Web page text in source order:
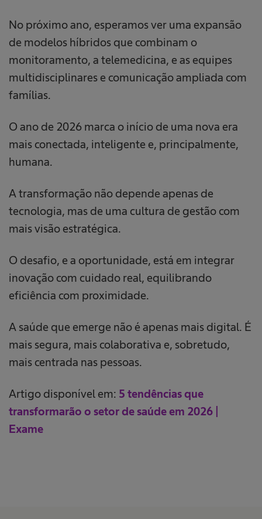
No próximo ano, esperamos ver uma expansão
de modelos híbridos que combinam o
monitoramento, a telemedicina, e as equipes
multidisciplinares e comunicação ampliada com
famílias.
O ano de 2026 marca o início de uma nova era
mais conectada, inteligente e, principalmente,
humana.
A transformação não depende apenas de
tecnologia, mas de uma cultura de gestão com
mais visão estratégica.
O desafio, e a oportunidade, está em integrar
inovação com cuidado real, equilibrando
eficiência com proximidade.
A saúde que emerge não é apenas mais digital. É
mais segura, mais colaborativa e, sobretudo,
mais centrada nas pessoas.
Artigo disponível em: 5 tendências que
transformarão o setor de saúde em 2026 |
Exame